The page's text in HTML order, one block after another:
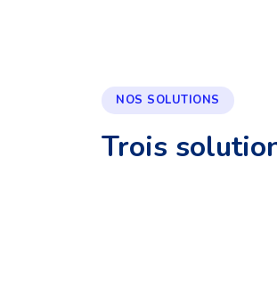
NOS SOLUTIONS
Trois